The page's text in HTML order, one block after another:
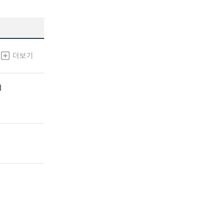
더보기